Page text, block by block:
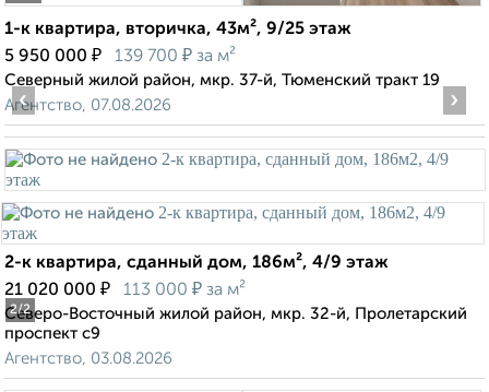
1-к квартира, вторичка, 43м², 9/25 этаж
5 950 000 ₽ 139 700 ₽ за м²
Северный жилой район, мкр. 37-й, Тюменский тракт 19
Агентство, 07.08.2026
2/2
‹ ›
2-к квартира, сданный дом, 186м², 4/9 этаж
21 020 000 ₽ 113 000 ₽ за м²
Северо-Восточный жилой район, мкр. 32-й, Пролетарский
проспект с9
Агентство, 03.08.2026